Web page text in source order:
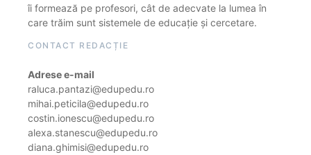
îi formează pe profesori, cât de adecvate la lumea în
care trăim sunt sistemele de educație și cercetare.
CONTACT REDACȚIE
Adrese e-mail
raluca.pantazi@edupedu.ro
mihai.peticila@edupedu.ro
costin.ionescu@edupedu.ro
alexa.stanescu@edupedu.ro
diana.ghimisi@edupedu.ro